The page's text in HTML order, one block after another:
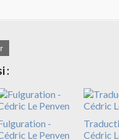
:
-
Le Penven
Cédric